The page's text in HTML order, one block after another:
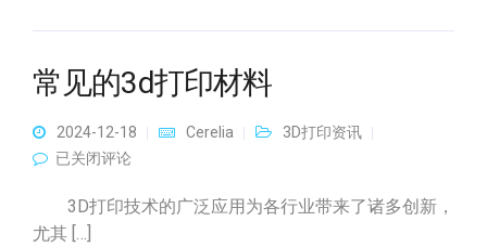
常见的3d打印材料
2024-12-18 Cerelia
3D打印资讯
常见的3d打印材料
已关闭评论
3D打印技术的广泛应用为各行业带来了诸多创新，
尤其 […]